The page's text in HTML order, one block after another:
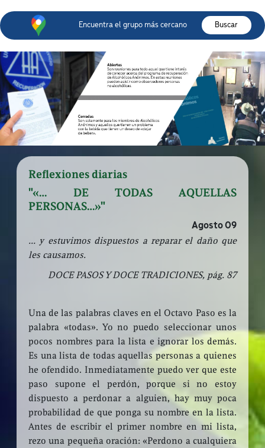
Encuentra el grupo más cercano Buscar
Reflexiones diarias
"«… DE TODAS AQUELLAS
PERSONAS…»"
Agosto 09
… y estuvimos dispuestos a reparar el daño que
les causamos.
DOCE PASOS Y DOCE TRADICIONES, pág. 87
Una de las palabras claves en el Octavo Paso es la
palabra «todas». Yo no puedo seleccionar unos
pocos nombres para la lista e ignorar los demás.
Es una lista de todas aquellas personas a quienes
he ofendido. Inmediatamente puedo ver que este
paso supone el perdón, porque si no estoy
dispuesto a perdonar a alguien, hay muy poca
probabilidad de que ponga su nombre en la lista.
Antes de escribir el primer nombre en mi lista,
rezo una pequeña oración: «Perdono a cualquiera